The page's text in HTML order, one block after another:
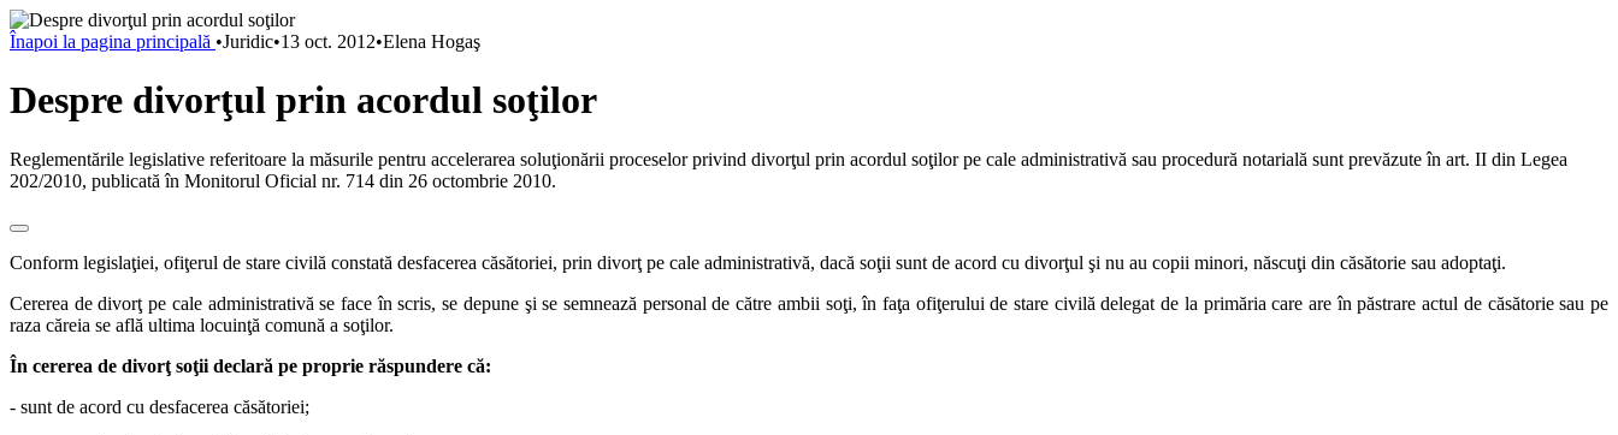
Înapoi la pagina principală •Juridic•13 oct. 2012•Elena Hogaş
Despre divorţul prin acordul soţilor
Reglementările legislative referitoare la măsurile pentru accelerarea soluţionării proceselor privind divorţul prin acordul soţilor pe cale administrativă sau procedură notarială sunt prevăzute în art. II din Legea
202/2010, publicată în Monitorul Oficial nr. 714 din 26 octombrie 2010.
Conform legislaţiei, ofiţerul de stare civilă constată desfacerea căsătoriei, prin divorţ pe cale administrativă, dacă soţii sunt de acord cu divorţul şi nu au copii minori, născuţi din căsătorie sau adoptaţi.
Cererea de divorţ pe cale administrativă se face în scris, se depune şi se semnează personal de către ambii soţi, în faţa ofiţerului de stare civilă delegat de la primăria care are în păstrare actul de căsătorie sau pe
raza căreia se află ultima locuinţă comună a soţilor.
În cererea de divorţ soţii declară pe proprie răspundere că:
- sunt de acord cu desfacerea căsătoriei;